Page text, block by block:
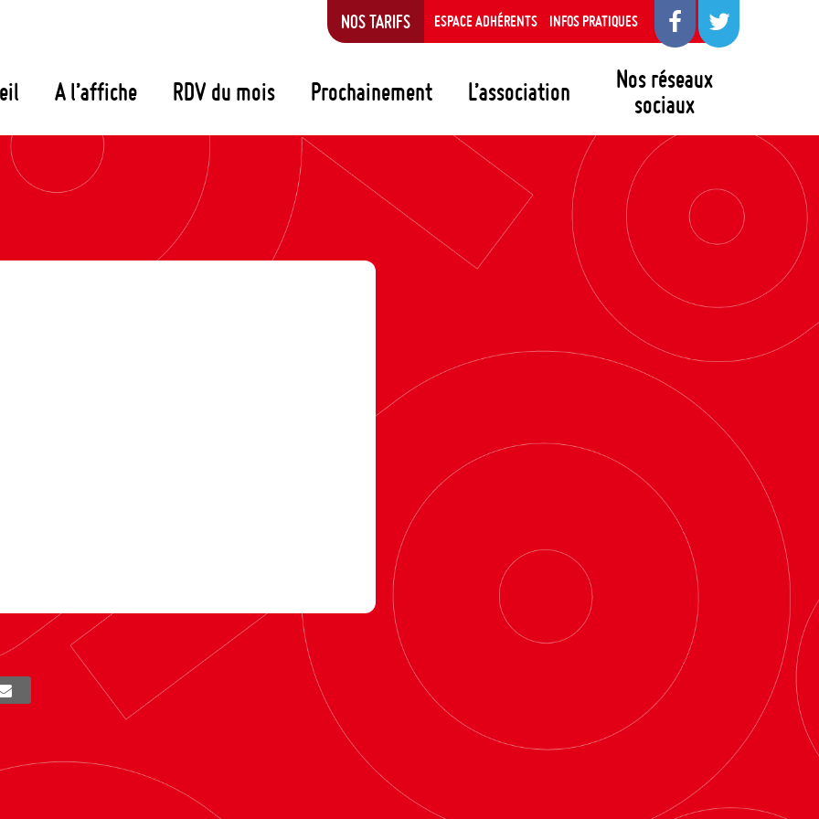
A l’affiche RDV du mois Prochainement L’association
Nos réseaux
sociaux
NOS TARIFS ESPACE ADHÉRENTS INFOS PRATIQUES